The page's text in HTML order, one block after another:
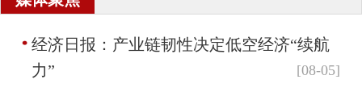
经济日报：产业链韧性决定低空经济“续航
力”
[08-05]